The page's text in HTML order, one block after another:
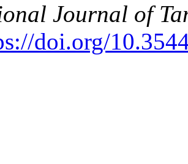
Journal of
doi.org/